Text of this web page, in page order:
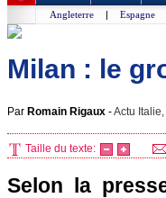
Angleterre | Espagne
Milan : le
Par Romain Rigaux -Actu
Taille du texte:
Selon la